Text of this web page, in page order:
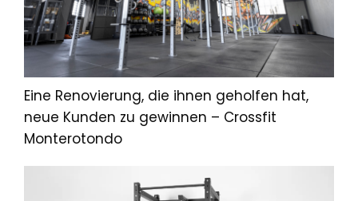
Eine Renovierung, die ihnen geholfen hat,
neue Kunden zu gewinnen – Crossfit
Monterotondo